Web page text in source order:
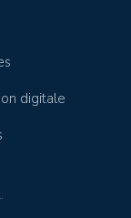
digitale